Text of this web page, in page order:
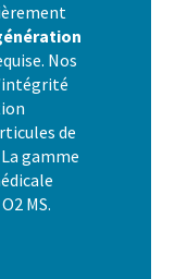
Nos
de
gamme
MS.